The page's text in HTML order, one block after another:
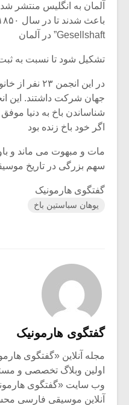
آلمان به انگلیس منتشر
Gesellshaft” در آلمان
تشکیل شود تا نسبت به ثبت
در این انجمن
جهان شرکت داشتند. این
شناساندن باخ به دنیا
اگر خود باخ زنده بود
مات و مبهوت می ماند و
سهم بزرگی در تاریخ
گفتگوی هارمونیک
یوهان سباستین باخ
گفتگوی هارمونیک
اولین وبلاگ تخصصی و
وب سایت «گفتگوی
آنلاین موسیقی فارسی
میکلوش روژا
یادداشتی
متن فیلم